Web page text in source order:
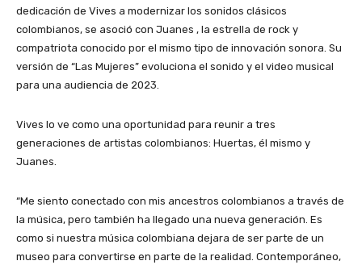
dedicación de Vives a modernizar los sonidos clásicos
colombianos, se asoció con Juanes , la estrella de rock y
compatriota conocido por el mismo tipo de innovación sonora. Su
versión de “Las Mujeres” evoluciona el sonido y el video musical
para una audiencia de 2023.
Vives lo ve como una oportunidad para reunir a tres
generaciones de artistas colombianos: Huertas, él mismo y
Juanes.
“Me siento conectado con mis ancestros colombianos a través de
la música, pero también ha llegado una nueva generación. Es
como si nuestra música colombiana dejara de ser parte de un
museo para convertirse en parte de la realidad. Contemporáneo,